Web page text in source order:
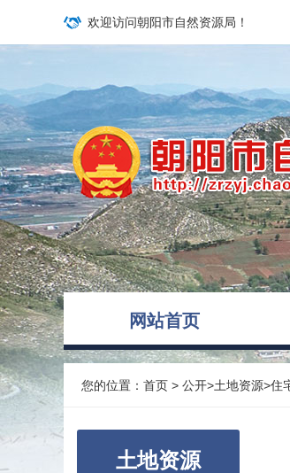
欢迎访问朝阳市自然资源局！
网站首页
您的位置： 首页 > 公开>土地资源>住
土地资源